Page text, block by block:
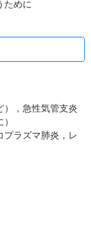
ために
），急性気管支炎
プラズマ肺炎，レ